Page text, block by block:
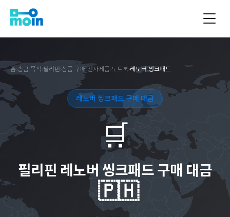
홈›송금 목적›필리핀›상품 구매›전자제품›노트북›레노버 씽크패드
레노버 씽크패드 구매 대금
🛒
필리핀 레노버 씽크패드 구매 대금
🇵🇭